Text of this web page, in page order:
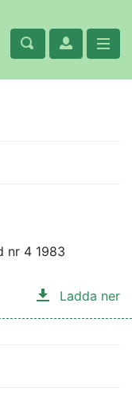
nr 4 1983
Ladda ner